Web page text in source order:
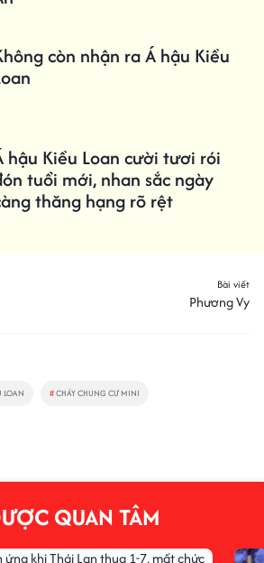
còn nhận ra Á hậu Kiều
hậu Kiều Loan cười tươi rói
tuổi mới, nhan sắc ngày
thăng hạng rõ rệt
Bài viết
Phương Vy
LOAN #CHÁY CHUNG CƯ MINI
QUAN TÂM